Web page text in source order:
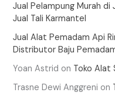
Jual Pelampung Murah di
Jual Tali Karmantel
Jual Alat Pemadam Api
Distributor Baju
Yoan Astrid on Toko Alat
Trasne Dewi Anggreni on